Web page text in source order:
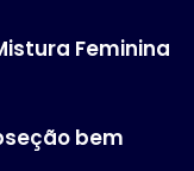
Feminina
bem